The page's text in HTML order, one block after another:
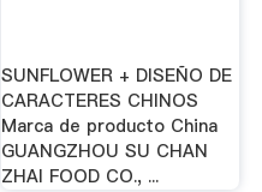
SUNFLOWER + DISEÑO DE
CARACTERES CHINOS
Marca de producto China
GUANGZHOU SU CHAN
ZHAI FOOD CO., ...